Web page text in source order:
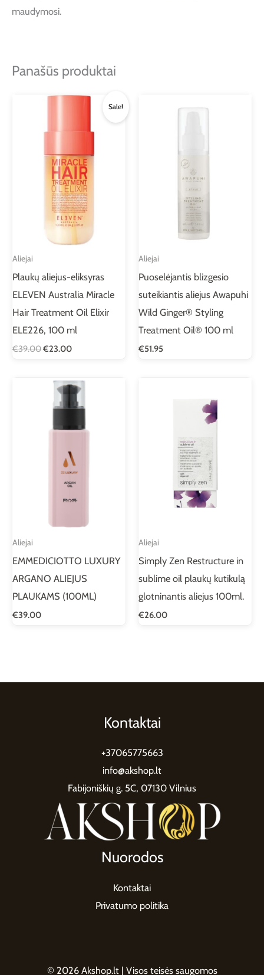
maudymosi.
Panašūs produktai
Sale!
Aliejai
Plaukų aliejus-eliksyras
ELEVEN Australia Miracle
Hair Treatment Oil Elixir
ELE226, 100 ml
€39.00
Original
€39.00.
€23.00
Current
€23.00.
Aliejai
Puoselėjantis blizgesio
suteikiantis aliejus Awapuhi
Wild Ginger® Styling
Treatment Oil® 100 ml
€51.95
Aliejai
EMMEDICIOTTO LUXURY
ARGANO ALIEJUS
PLAUKAMS (100ML)
€39.00
Aliejai
Simply Zen Restructure in
sublime oil plaukų kutikulą
glotninantis aliejus 100ml.
€26.00
Kontaktai
+37065775663
info@akshop.lt
Fabijoniškių g. 5C, 07130 Vilnius
Nuorodos
Kontaktai
Privatumo politika
© 2026 Akshop.lt | Visos teisės saugomos